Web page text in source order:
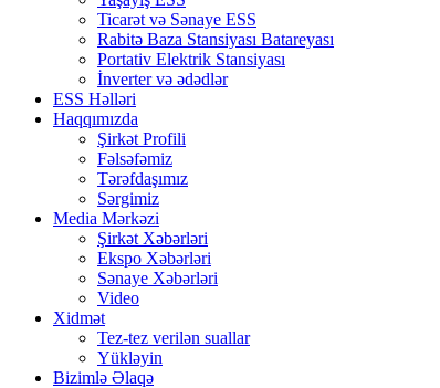
Ticarət və Sənaye ESS
Rabitə Baza Stansiyası Batareyası
Portativ Elektrik Stansiyası
İnverter və ədədlər
ESS Həlləri
Haqqımızda
Şirkət Profili
Fəlsəfəmiz
Tərəfdaşımız
Sərgimiz
Media Mərkəzi
Şirkət Xəbərləri
Ekspo Xəbərləri
Sənaye Xəbərləri
Video
Xidmət
Tez-tez verilən suallar
Yükləyin
Bizimlə Əlaqə